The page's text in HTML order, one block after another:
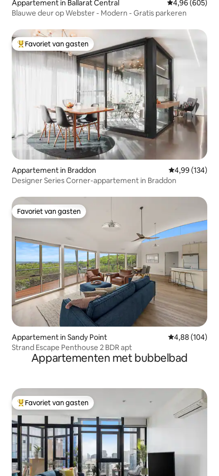
Appartement in Ballarat Central Gemiddelde
4,96 (605)
Blauwe deur op Webster - Modern - Gratis parkeren
Topfavoriet van gasten
Favoriet van gasten
Appartement in Braddon Gemiddelde
4,99 (134)
Designer Series Corner-appartement in Braddon
Favoriet van gasten
Favoriet van gasten
Appartement in Sandy Point Gemiddelde
4,88 (104)
Strand Escape Penthouse 2 BDR apt
Appartementen met bubbelbad
Topfavoriet van gasten
Favoriet van gasten